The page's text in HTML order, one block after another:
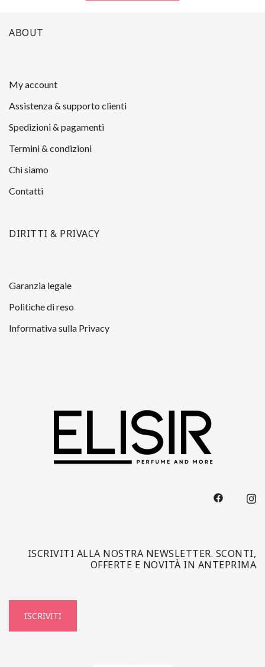
ABOUT
My account
Assistenza & supporto clienti
Spedizioni & pagamenti
Termini & condizioni
Chi siamo
Contatti
DIRITTI & PRIVACY
Garanzia legale
Politiche di reso
Informativa sulla Privacy
ISCRIVITI ALLA NOSTRA NEWSLETTER. SCONTI,
OFFERTE E NOVITÀ IN ANTEPRIMA
ISCRIVITI